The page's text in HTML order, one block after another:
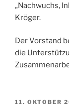
„Nachwuchs,
Kröger.
Der Vorstand
die
11. OKTOBER